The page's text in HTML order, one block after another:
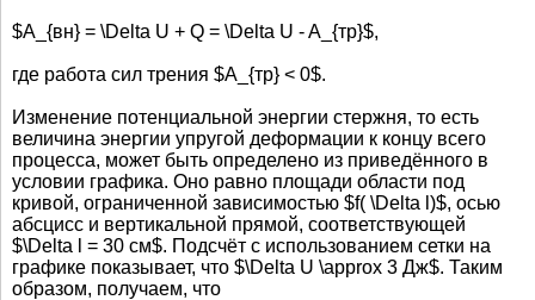
$A_{вн} = \Delta U + Q = \Delta U - A_{тр}$,
где работа сил трения $A_{тр} < 0$.
Изменение потенциальной энергии стержня, то есть
величина энергии упругой деформации к концу всего
процесса, может быть определено из приведённого в
условии графика. Оно равно площади области под
кривой, ограниченной зависимостью $f( \Delta l)$, осью
абсцисс и вертикальной прямой, соответствующей
$\Delta l = 30 см$. Подсчёт с использованием сетки на
графике показывает, что $\Delta U \approx 3 Дж$. Таким
образом, получаем, что